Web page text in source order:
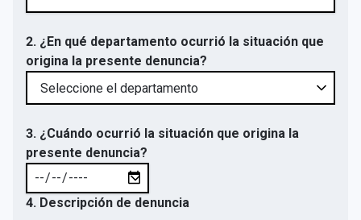
2. ¿En qué departamento ocurrió la situación que
origina la presente denuncia?
3. ¿Cuándo ocurrió la situación que origina la
presente denuncia?
4. Descripción de denuncia